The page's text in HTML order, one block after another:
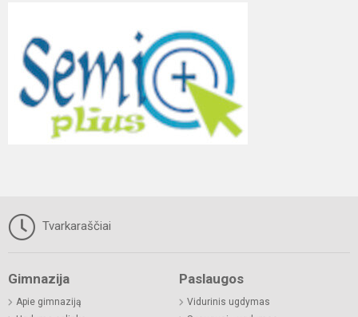
Tvarkaraščiai
Gimnazija
Apie gimnaziją
Paslaugos
Vidurinis ugdymas